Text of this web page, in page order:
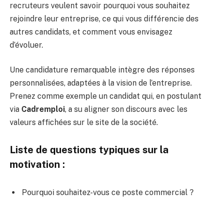
recruteurs veulent savoir pourquoi vous souhaitez
rejoindre leur entreprise, ce qui vous différencie des
autres candidats, et comment vous envisagez
d’évoluer.
Une candidature remarquable intègre des réponses
personnalisées, adaptées à la vision de l’entreprise.
Prenez comme exemple un candidat qui, en postulant
via Cadremploi, a su aligner son discours avec les
valeurs affichées sur le site de la société.
Liste de questions typiques sur la
motivation :
Pourquoi souhaitez-vous ce poste commercial ?